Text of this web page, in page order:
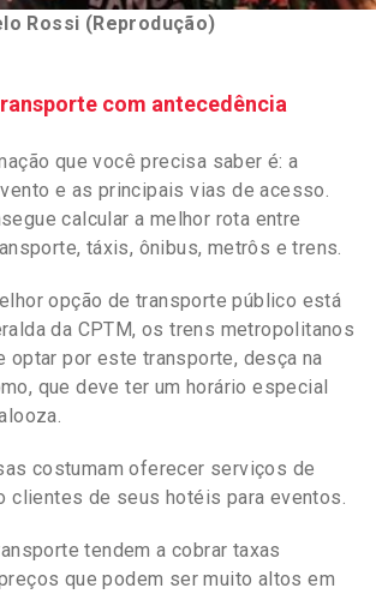
Rossi (Reprodução)
com antecedência
que você precisa saber é: a
e as principais vias de acesso.
calcular a melhor rota entre
táxis, ônibus, metrôs e trens.
opção de transporte público está
da CPTM, os trens metropolitanos
optar por este transporte, desça na
que deve ter um horário especial
costumam oferecer serviços de
clientes de seus hotéis para eventos.
tendem a cobrar taxas
que podem ser muito altos em